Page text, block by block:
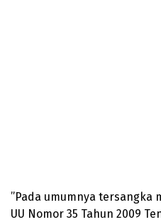
”Pada umumnya tersangka
UU Nomor 35 Tahun 2009